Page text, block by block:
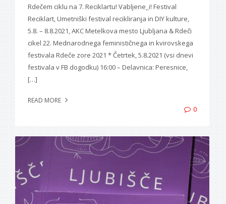
Rdečem ciklu na 7. Reciklartu! Vabljene_i! Festival
Reciklart, Umetniški festival recikliranja in DIY kulture,
5.8. – 8.8.2021, AKC Metelkova mesto Ljubljana & Rdeči
cikel 22. Mednarodnega feminističnega in kvirovskega
festivala Rdeče zore 2021 * Četrtek, 5.8.2021 (vsi dnevi
festivala v FB dogodku) 16:00 – Delavnica: Peresnice,
[…]
READ MORE
0